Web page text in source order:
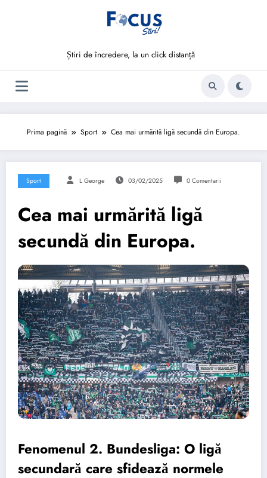
Știri de încredere, la un click distanță
Prima pagină Sport Cea mai urmărită ligă secundă din Europa.
Sport L George 03/02/2025 0 Comentarii
Cea mai urmărită ligă
secundă din Europa.
Fenomenul 2. Bundesliga: O ligă
secundară care sfidează normele